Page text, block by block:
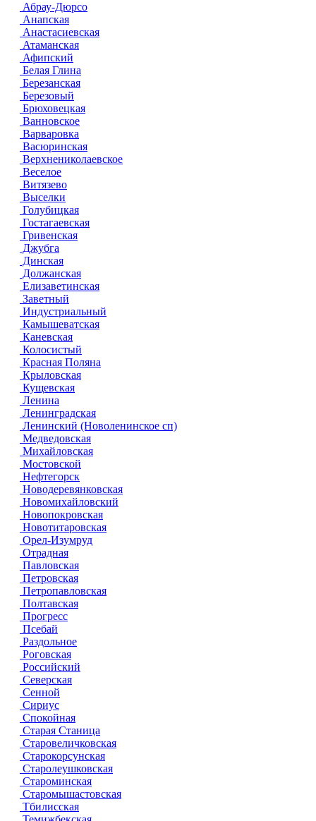
Абрау-Дюрсо
Анапская
Анастасиевская
Атаманская
Афипский
Белая Глина
Березанская
Березовый
Брюховецкая
Ванновское
Варваровка
Васюринская
Верхнениколаевское
Веселое
Витязево
Выселки
Голубицкая
Гостагаевская
Гривенская
Джубга
Динская
Должанская
Елизаветинская
Заветный
Индустриальный
Камышеватская
Каневская
Колосистый
Красная Поляна
Крыловская
Кущевская
Ленина
Ленинградская
Ленинский (Новоленинское сп)
Медведовская
Михайловская
Мостовской
Нефтегорск
Новодеревянковская
Новомихайловский
Новопокровская
Новотитаровская
Орел-Изумруд
Отрадная
Павловская
Петровская
Петропавловская
Полтавская
Прогресс
Псебай
Раздольное
Роговская
Российский
Северская
Сенной
Сириус
Спокойная
Старая Станица
Старовеличковская
Старокорсунская
Старолеушковская
Староминская
Старомышастовская
Тбилисская